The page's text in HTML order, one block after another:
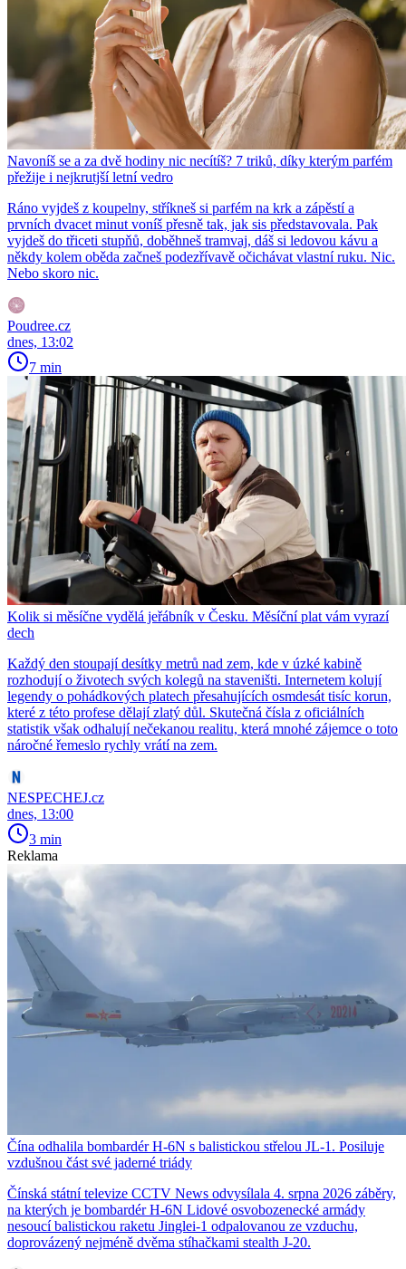
Navoníš se a za dvě hodiny nic necítíš? 7 triků, díky kterým parfém
přežije i nejkrutjší letní vedro
Ráno vyjdeš z koupelny, stříkneš si parfém na krk a zápěstí a
prvních dvacet minut voníš přesně tak, jak sis představovala. Pak
vyjdeš do třiceti stupňů, doběhneš tramvaj, dáš si ledovou kávu a
někdy kolem oběda začneš podezřívavě očichávat vlastní ruku. Nic.
Nebo skoro nic.
Poudree.cz
dnes, 13:02
7 min
Kolik si měsíčne vydělá jeřábník v Česku. Měsíční plat vám vyrazí
dech
Každý den stoupají desítky metrů nad zem, kde v úzké kabině
rozhodují o životech svých kolegů na staveništi. Internetem kolují
legendy o pohádkových platech přesahujících osmdesát tisíc korun,
které z této profese dělají zlatý důl. Skutečná čísla z oficiálních
statistik však odhalují nečekanou realitu, která mnohé zájemce o toto
náročné řemeslo rychly vrátí na zem.
NESPECHEJ.cz
dnes, 13:00
3 min
Reklama
Čína odhalila bombardér H-6N s balistickou střelou JL-1. Posiluje
vzdušnou část své jaderné triády
Čínská státní televize CCTV News odvysílala 4. srpna 2026 záběry,
na kterých je bombardér H-6N Lidové osvobozenecké armády
nesoucí balistickou raketu Jinglei-1 odpalovanou ze vzduchu,
doprovázený nejméně dvěma stíhačkami stealth J-20.